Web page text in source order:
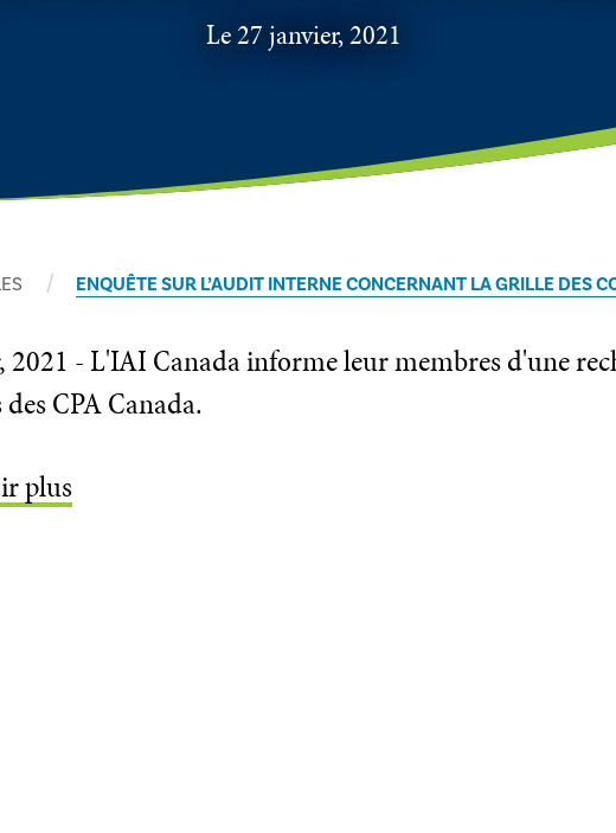
​Le 27 janvier, 2021
ENQUÊTE SUR L’AUDIT INTERNE CONCERNANT LA GRILLE DES
2021 - L'IAI Canada informe leur membres d'une
CPA Canada.
plus